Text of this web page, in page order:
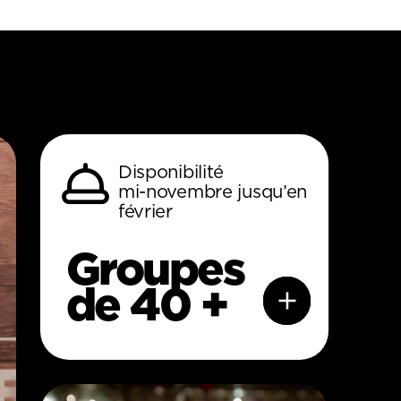
Disponibilité
mi-novembre jusqu’en
février
Groupes
de 40 +